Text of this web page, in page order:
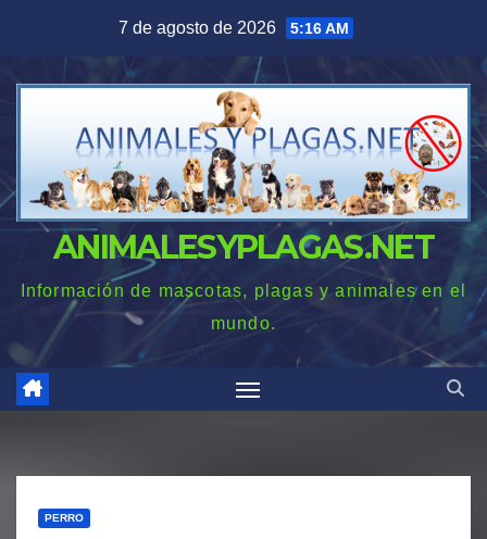
contenido
7 de agosto de 2026 5:16 AM
ANIMALESYPLAGAS.NET
Información de mascotas, plagas y animales en el
mundo.
PERRO